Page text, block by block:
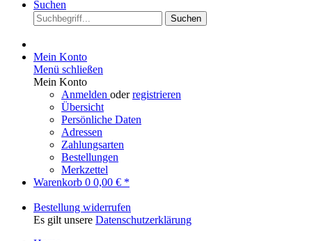
Suchen
Suchen
Mein Konto
Menü schließen
Mein Konto
Anmelden oderregistrieren
Übersicht
Persönliche Daten
Adressen
Zahlungsarten
Bestellungen
Merkzettel
Warenkorb 0 0,00 € *
Bestellung widerrufen
Es gilt unsere Datenschutzerklärung